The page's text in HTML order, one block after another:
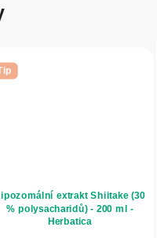
extrakt Shiitake (30
% polysacharidů) - 200 ml -
Herbatica